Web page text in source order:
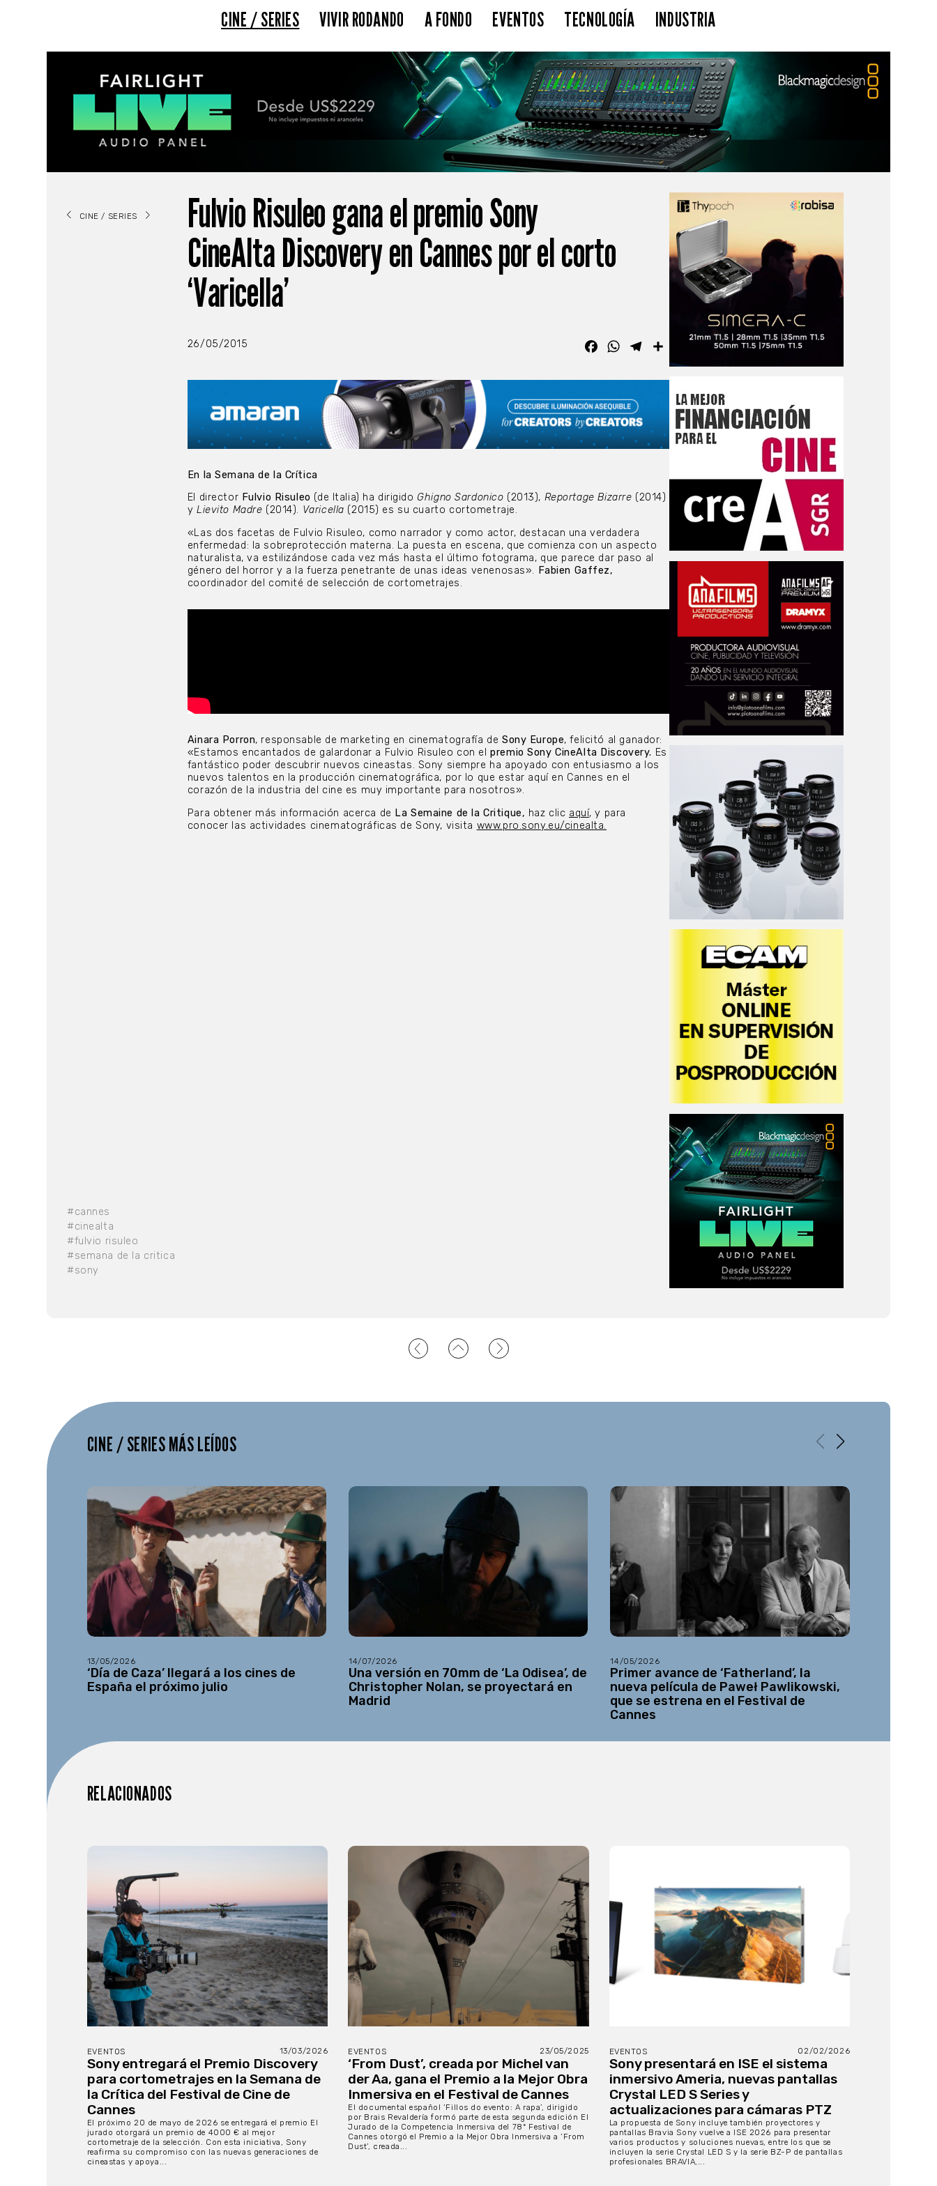
CINE / SERIES VIVIR RODANDO A FONDO EVENTOS TECNOLOGÍA INDUSTRIA
CINE / SERIES
#cannes
#cinealta
#fulvio risuleo
#semana de la critica
#sony
Fulvio Risuleo gana el premio Sony
CineAlta Discovery en Cannes por el corto
‘Varicella’
26/05/2015 FacebookWhatsAppTelegramCompartir
En la Semana de la Crítica
El director Fulvio Risuleo (de Italia) ha dirigido Ghigno Sardonico (2013), Reportage Bizarre (2014)
y Lievito Madre (2014). Varicella (2015) es su cuarto cortometraje.
«Las dos facetas de Fulvio Risuleo, como narrador y como actor, destacan una verdadera
enfermedad: la sobreprotección materna. La puesta en escena, que comienza con un aspecto
naturalista, va estilizándose cada vez más hasta el último fotograma, que parece dar paso al
género del horror y a la fuerza penetrante de unas ideas venenosas». Fabien Gaffez,
coordinador del comité de selección de cortometrajes.
Ainara Porron, responsable de marketing en cinematografía de Sony Europe, felicitó al ganador:
«Estamos encantados de galardonar a Fulvio Risuleo con elpremio Sony CineAlta Discovery. Es
fantástico poder descubrir nuevos cineastas. Sony siempre ha apoyado con entusiasmo a los
nuevos talentos en la producción cinematográfica, por lo que estar aquí en Cannes en el
corazón de la industria del cine es muy importante para nosotros».
Para obtener más información acerca de La Semaine de la Critique, haz clic aquí, y para
conocer las actividades cinematográficas de Sony, visita www.pro.sony.eu/cinealta.
CINE / SERIES MÁS LEÍDOS
13/05/2026
‘Día de Caza’ llegará a los cines de
España el próximo julio
14/07/2026
Una versión en 70mm de ‘La Odisea’, de
Christopher Nolan, se proyectará en
Madrid
14/05/2026
Primer avance de ‘Fatherland’, la
nueva película de Paweł Pawlikowski,
que se estrena en el Festival de
Cannes
RELACIONADOS
EVENTOS 13/03/2026
Sony entregará el Premio Discovery
para cortometrajes en la Semana de
la Crítica del Festival de Cine de
Cannes
El próximo 20 de mayo de 2026 se entregará el premio El
jurado otorgará un premio de 4000 € al mejor
cortometraje de la selección. Con esta iniciativa, Sony
reafirma su compromiso con las nuevas generaciones de
cineastas y apoya...
EVENTOS 23/05/2025
‘From Dust’, creada por Michel van
der Aa, gana el Premio a la Mejor Obra
Inmersiva en el Festival de Cannes
El documental español ‘Fillos do evento: A rapa’, dirigido
por Brais Revaldería formó parte de esta segunda edición El
Jurado de la Competencia Inmersiva del 78º Festival de
Cannes otorgó el Premio a la Mejor Obra Inmersiva a ‘From
Dust’, creada...
EVENTOS 02/02/2026
Sony presentará en ISE el sistema
inmersivo Ameria, nuevas pantallas
Crystal LED S Series y
actualizaciones para cámaras PTZ
La propuesta de Sony incluye también proyectores y
pantallas Bravia Sony vuelve a ISE 2026 para presentar
varios productos y soluciones nuevas, entre los que se
incluyen la serie Crystal LED S y la serie BZ-P de pantallas
profesionales BRAVIA,...